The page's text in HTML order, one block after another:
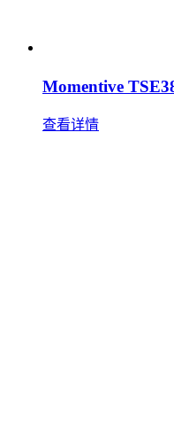
Momentive
查看详情